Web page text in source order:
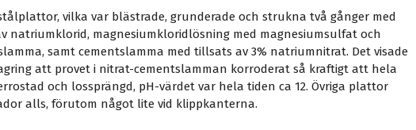
vilka var blästrade, grunderade och strukna två gånger med
natriumklorid, magnesiumkloridlösning med magnesiumsulfat och
samt cementslamma med tillsats av 3% natriumnitrat. Det visade
att provet i nitrat-cementslamman korroderat så kraftigt att hela
och lossprängd, pH-värdet var hela tiden ca 12. Övriga plattor
alls, förutom något lite vid klippkanterna.